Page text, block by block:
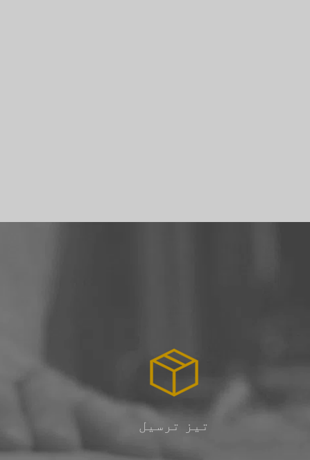
تیز ترسیل